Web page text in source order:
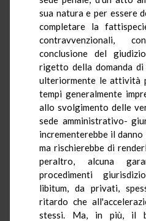
sua natura e per essere
completare la
contravvenzionali,
conclusione del
rigetto della domanda
ulteriormente le attività
tempi generalmente
allo svolgimento delle
sede amministrativo-
incrementerebbe il
ma rischierebbe di
peraltro, alcuna
procedimenti
libitum, da privati,
ritardo che
stessi. Ma, in più, il